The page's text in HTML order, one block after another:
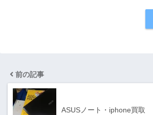
前の記事
ASUSノート・iphone買取